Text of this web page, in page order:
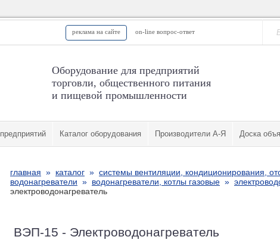
реклама на сайте on-line вопрос-ответ
Оборудование для предприятий
торговли, общественного питания
и пищевой промышленности
Каталог оборудования Производители А-Я Доска
главная » каталог » системы вентиляции, кондиционирования,
водонагреватели » водонагреватели, котлы газовые »
электроводонагреватель
ВЭП-15 - Электроводонагреватель